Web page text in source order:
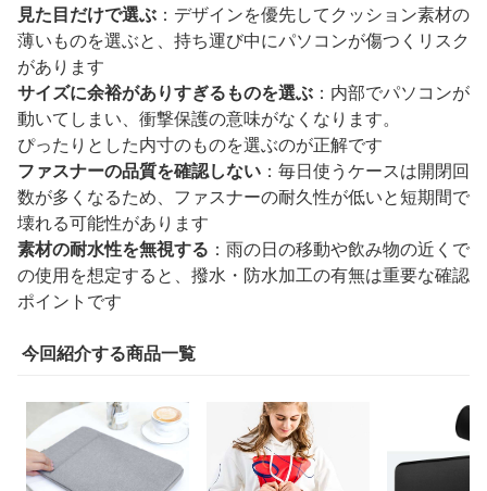
見た目だけで選ぶ ：デザインを優先してクッション素材の
薄いものを選ぶと、持ち運び中にパソコンが傷つくリスク
があります
サイズに余裕がありすぎるものを選ぶ ：内部でパソコンが
動いてしまい、衝撃保護の意味がなくなります。
ぴったりとした内寸のものを選ぶのが正解です
ファスナーの品質を確認しない ：毎日使うケースは開閉回
数が多くなるため、ファスナーの耐久性が低いと短期間で
壊れる可能性があります
素材の耐水性を無視する ：雨の日の移動や飲み物の近くで
の使用を想定すると、撥水・防水加工の有無は重要な確認
ポイントです
今回紹介する商品一覧